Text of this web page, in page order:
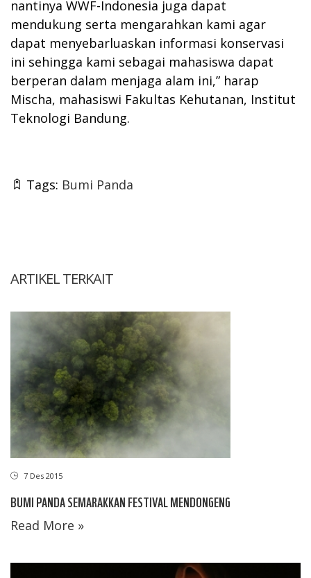
nantinya WWF-Indonesia juga dapat
mendukung serta mengarahkan kami agar
dapat menyebarluaskan informasi konservasi
ini sehingga kami sebagai mahasiswa dapat
berperan dalam menjaga alam ini,” harap
Mischa, mahasiswi Fakultas Kehutanan, Institut
Teknologi Bandung.
Tags: Bumi Panda
ARTIKEL TERKAIT
7 Des 2015
BUMI PANDA SEMARAKKAN FESTIVAL MENDONGENG
Read More »